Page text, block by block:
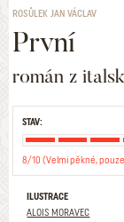
ROSŮLEK JAN VÁCLAV
První
román z
STAV:
8/10 (Velmi pěkné,
ILUSTRACE
ALOIS MORAVEC